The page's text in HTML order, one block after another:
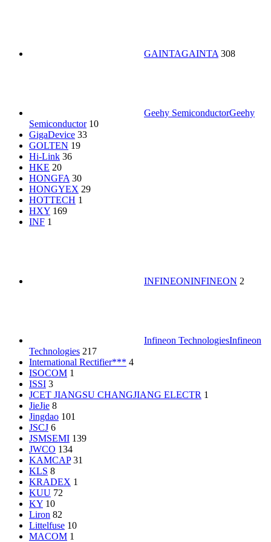
GAINTAGAINTA 308
Geehy SemiconductorGeehy
Semiconductor 10
GigaDevice 33
GOLTEN 19
Hi-Link 36
HKE 20
HONGFA 30
HONGYEX 29
HOTTECH 1
HXY 169
INF 1
INFINEONINFINEON 2
Infineon TechnologiesInfineon
Technologies 217
International Rectifier*** 4
ISOCOM 1
ISSI 3
JCET JIANGSU CHANGJIANG ELECTR 1
JieJie 8
Jingdao 101
JSCJ 6
JSMSEMI 139
JWCO 134
KAMCAP 31
KLS 8
KRADEX 1
KUU 72
KY 10
Liron 82
Littelfuse 10
MACOM 1